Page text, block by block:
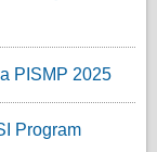
PISMP 2025
Program